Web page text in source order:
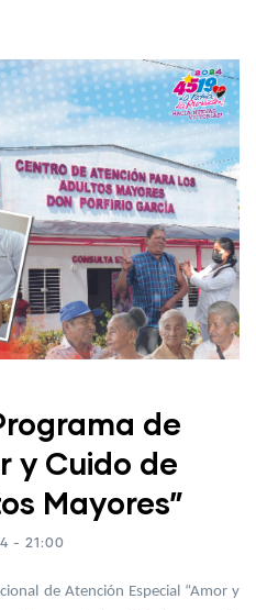
de
y Cuido de
Mayores”
- 21:00
de Atención Especial “Amor y